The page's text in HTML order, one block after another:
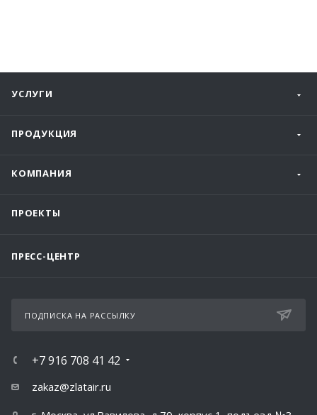
УСЛУГИ
ПРОДУКЦИЯ
КОМПАНИЯ
ПРОЕКТЫ
ПРЕСС-ЦЕНТР
ПОДПИСКА НА РАССЫЛКУ
+7 916 708 41 42
zakaz@zlatair.ru